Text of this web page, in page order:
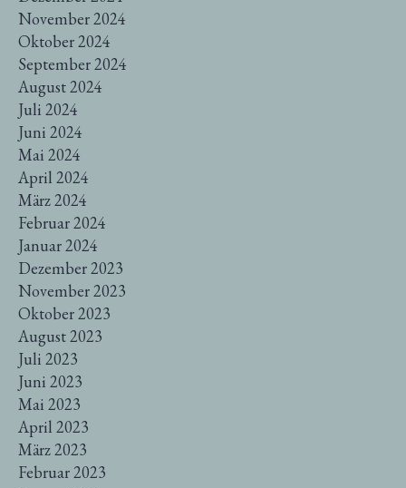
November 2024
Oktober 2024
September 2024
August 2024
Juli 2024
Juni 2024
Mai 2024
April 2024
März 2024
Februar 2024
Januar 2024
Dezember 2023
November 2023
Oktober 2023
August 2023
Juli 2023
Juni 2023
Mai 2023
April 2023
März 2023
Februar 2023